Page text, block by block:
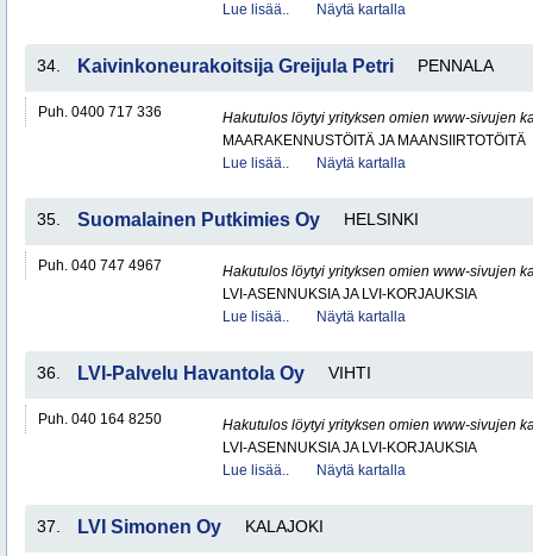
Lue lisää..
Näytä kartalla
34. Kaivinkoneurakoitsija Greijula Petri PENNALA
Puh. 0400 717 336
Hakutulos löytyi yrityksen omien www-sivujen
MAARAKENNUSTÖITÄ JA MAANSIIRTOTÖITÄ
Lue lisää..
Näytä kartalla
35. Suomalainen Putkimies Oy HELSINKI
Puh. 040 747 4967
Hakutulos löytyi yrityksen omien www-sivujen
LVI-ASENNUKSIA JA LVI-KORJAUKSIA
Lue lisää..
Näytä kartalla
36. LVI-Palvelu Havantola Oy VIHTI
Puh. 040 164 8250
Hakutulos löytyi yrityksen omien www-sivujen
LVI-ASENNUKSIA JA LVI-KORJAUKSIA
Lue lisää..
Näytä kartalla
37. LVI Simonen Oy KALAJOKI